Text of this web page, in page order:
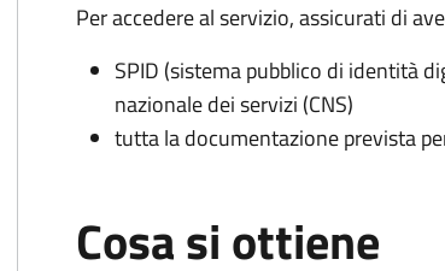
Per accedere al servizio, assicurati di
SPID (sistema pubblico di identità
nazionale dei servizi (CNS)
tutta la documentazione prevista
Cosa si ottiene